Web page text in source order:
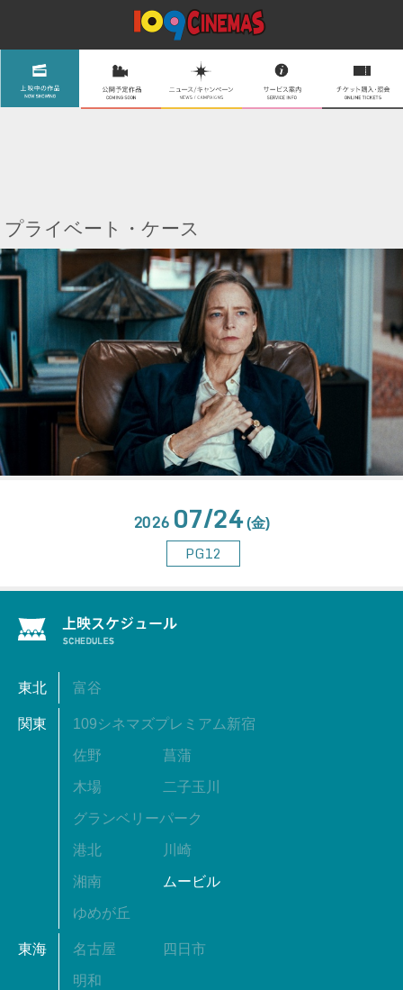
プライベート・ケース
2026 07/24(金)
PG12
東北 富谷
関東 109シネマズプレミアム新宿
佐野 菖蒲
木場 二子玉川
グランベリーパーク
港北 川崎
湘南 ムービル
ゆめが丘
東海 名古屋 四日市
明和